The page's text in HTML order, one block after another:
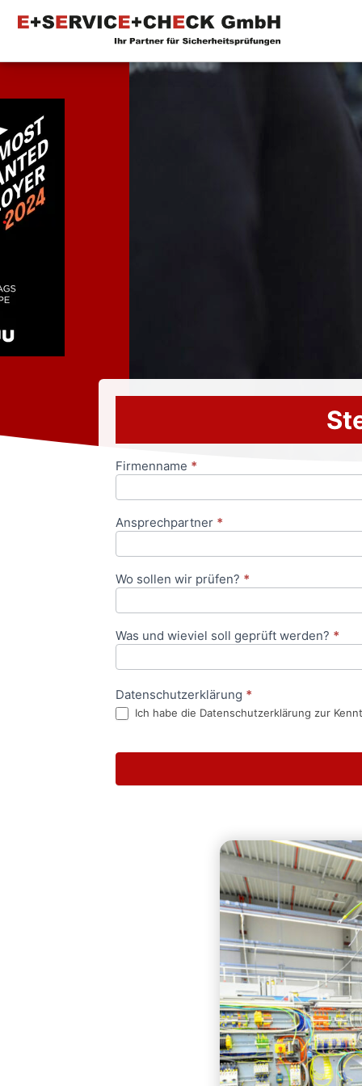
Anfrageformular
Firmenname *
Ansprechpartner *
Wo sollen wir prüfen? *
Was und wieviel soll geprüft werden? *
Datenschutzerklärung *
Ich habe die Datenschutzerklärung zur